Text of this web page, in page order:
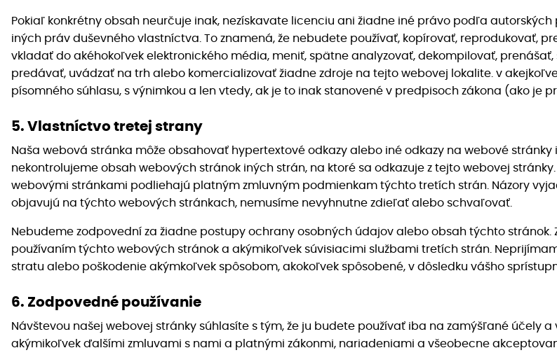
Pokiaľ konkrétny obsah neurčuje inak, nezískavate licenciu ani žiadne iné právo podľa
iných práv duševného vlastníctva. To znamená, že nebudete používať, kopírovať, reprodukovať,
vkladať do akéhokoľvek elektronického média, meniť, spätne analyzovať, dekompilovať,
predávať, uvádzať na trh alebo komercializovať žiadne zdroje na tejto webovej lokalite. v
písomného súhlasu, s výnimkou a len vtedy, ak je to inak stanovené v predpisoch zákona (ako je
5. Vlastníctvo tretej strany
Naša webová stránka môže obsahovať hypertextové odkazy alebo iné odkazy na webové
nekontrolujeme obsah webových stránok iných strán, na ktoré sa odkazuje z tejto webovej
webovými stránkami podliehajú platným zmluvným podmienkam týchto tretích strán. Názory
objavujú na týchto webových stránkach, nemusíme nevyhnutne zdieľať alebo schvaľovať.
Nebudeme zodpovední za žiadne postupy ochrany osobných údajov alebo obsah týchto stránok.
používaním týchto webových stránok a akýmikoľvek súvisiacimi službami tretích strán.
stratu alebo poškodenie akýmkoľvek spôsobom, akokoľvek spôsobené, v dôsledku vášho
6. Zodpovedné používanie
Návštevou našej webovej stránky súhlasíte s tým, že ju budete používať iba na zamýšľané účely
akýmikoľvek ďalšími zmluvami s nami a platnými zákonmi, nariadeniami a všeobecne